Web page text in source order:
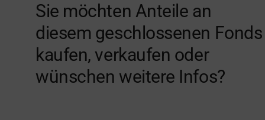
Sie möchten Anteile an
diesem geschlossenen Fonds
kaufen, verkaufen oder
wünschen weitere Infos?